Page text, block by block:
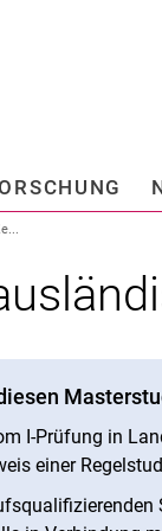
zu:
I-Prüfung in
einer